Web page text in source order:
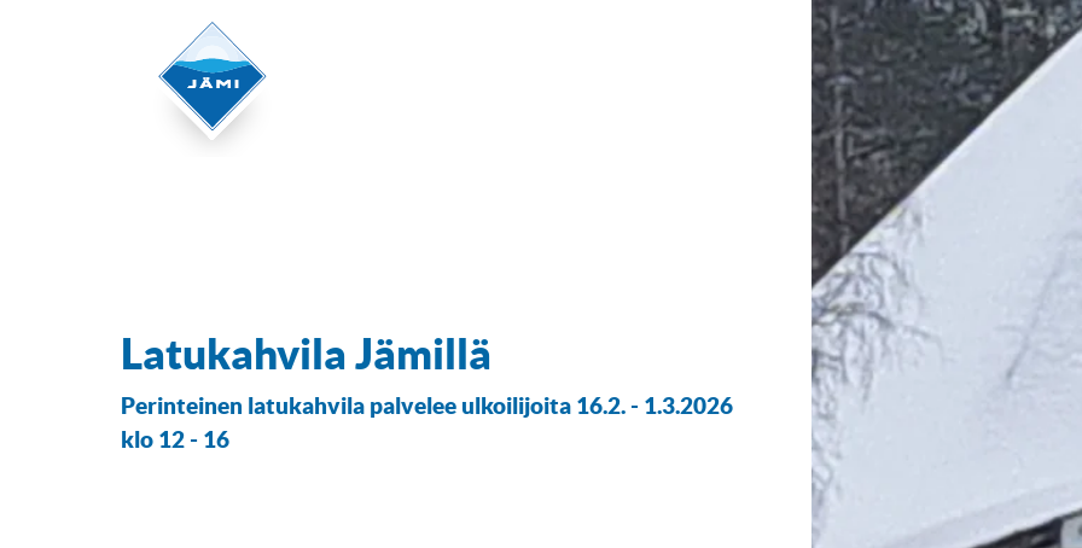
Latukahvila Jämillä
Perinteinen latukahvila palvelee ulkoilijoita 16.2. - 1.3.2026
klo 12 - 16